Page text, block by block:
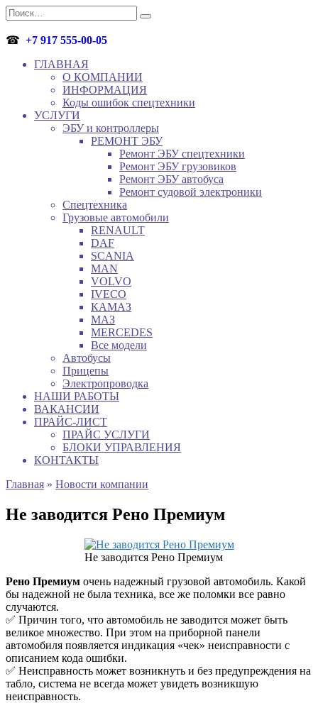
Перейти
к
содержанию
Search
for:
☎ +7 917 555-00-05
ГЛАВНАЯ
О КОМПАНИИ
ИНФОРМАЦИЯ
Коды ошибок спецтехники
УСЛУГИ
ЭБУ и контроллеры
РЕМОНТ ЭБУ
Ремонт ЭБУ спецтехники
Ремонт ЭБУ грузовиков
Ремонт ЭБУ автобуса
Ремонт судовой электроники
Спецтехника
Грузовые автомобили
RENAULT
DAF
SCANIA
MAN
VOLVO
IVECO
КАМАЗ
МАЗ
MERCEDES
Все модели
Автобусы
Прицепы
Электропроводка
НАШИ РАБОТЫ
ВАКАНСИИ
ПРАЙС-ЛИСТ
ПРАЙС УСЛУГИ
БЛОКИ УПРАВЛЕНИЯ
КОНТАКТЫ
Главная » Новости компании
Не заводится Рено Премиум
Не заводится Рено Премиум
Рено Премиум очень надежный грузовой автомобиль. Какой
бы надежной не была техника, все же поломки все равно
случаются.
✅ Причин того, что автомобиль не заводится может быть
великое множество. При этом на приборной панели
автомобиля появляется индикация «чек» неисправности с
описанием кода ошибки.
✅ Неисправность может возникнуть и без предупреждения на
табло, система не всегда может увидеть возникшую
неисправность.